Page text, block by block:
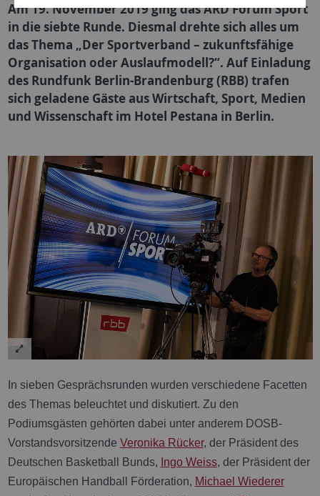
Am 19. November 2019 ging das ARD Forum Sport
in die siebte Runde. Diesmal drehte sich alles um
das Thema „Der Sportverband – zukunftsfähige
Organisation oder Auslaufmodell?“. Auf Einladung
des Rundfunk Berlin-Brandenburg (RBB) trafen
sich geladene Gäste aus Wirtschaft, Sport, Medien
und Wissenschaft im Hotel Pestana in Berlin.
In sieben Gesprächsrunden wurden verschiedene Facetten
des Themas beleuchtet und diskutiert. Zu den
Podiumsgästen gehörten dabei unter anderem DOSB-
Vorstandsvorsitzende Veronika Rücker, der Präsident des
Deutschen Basketball Bunds, Ingo Weiss, der Präsident der
Europäischen Handball Förderation, Michael Wiederer